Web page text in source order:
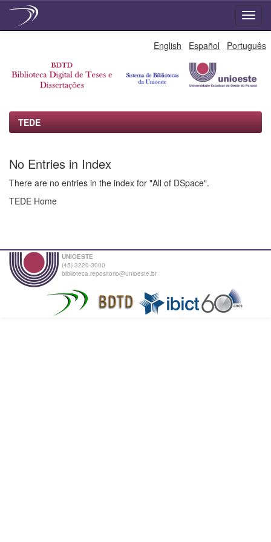
English Español Português
TEDE
No Entries in Index
There are no entries in the index for "All of DSpace".
TEDE Home
UNIOESTE
(45) 3220-3000
biblioteca.repositorio@unioeste.br